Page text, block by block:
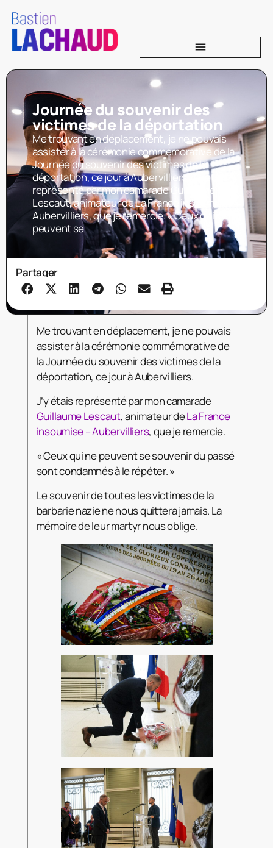
Journée du souvenir des
victimes de la déportation
Me trouvant en déplacement, je ne pouvais
assister à la cérémonie commémorative de la
Journée du souvenir des victimes de la
déportation, ce jour à Aubervilliers. J’y étais
représenté par mon camarade Guillaume
Lescaut, animateur de La France insoumise –
Aubervilliers, que je remercie. « Ceux qui ne
peuvent se
Partager
Me trouvant en déplacement, je ne pouvais
assister à la cérémonie commémorative de
la Journée du souvenir des victimes de la
déportation, ce jour à Aubervilliers.
J’y étais représenté par mon camarade
Guillaume Lescaut, animateur deLa France
insoumise – Aubervilliers, que je remercie.
« Ceux qui ne peuvent se souvenir du passé
sont condamnés à le répéter. »
Lesouvenir de toutes les victimes de la
barbarie nazie ne nous quittera jamais. La
mémoire de leur martyr nous oblige.